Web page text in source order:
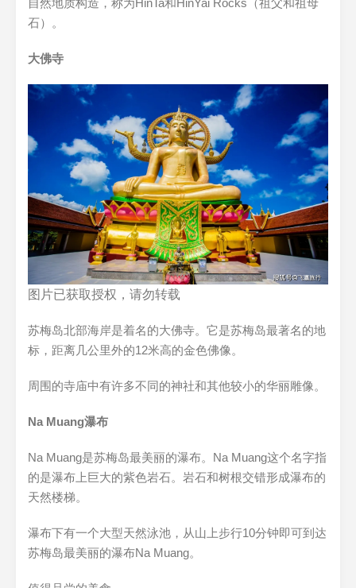
自然地质构造，称为HinTa和HinYai Rocks（祖父和祖母
石）。
大佛寺
图片已获取授权，请勿转载
苏梅岛北部海岸是着名的大佛寺。它是苏梅岛最著名的地
标，距离几公里外的12米高的金色佛像。
周围的寺庙中有许多不同的神社和其他较小的华丽雕像。
Na Muang瀑布
Na Muang是苏梅岛最美丽的瀑布。Na Muang这个名字指
的是瀑布上巨大的紫色岩石。岩石和树根交错形成瀑布的
天然楼梯。
瀑布下有一个大型天然泳池，从山上步行10分钟即可到达
苏梅岛最美丽的瀑布Na Muang。